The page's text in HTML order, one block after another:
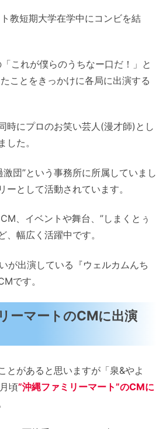
フィール
教短期大学在学中にコンビを結
これが僕らのうちなー口だ！」と
ことをきっかけに各局に出演する
時にプロのお笑い芸人(漫才師)とし
した。
団”という事務所に所属していまし
ーとして活動されています。
、イベントや舞台、”しまくとぅ
、幅広く活躍中です。
が出演している『ウェルカムんち
です。
ーマートのCMに出演
とがあると思いますが「泉&やよ
頃”沖縄ファミリーマート”のCMに